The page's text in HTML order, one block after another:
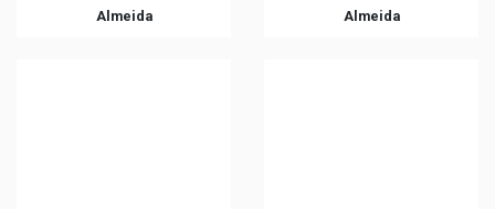
Almeida Almeida